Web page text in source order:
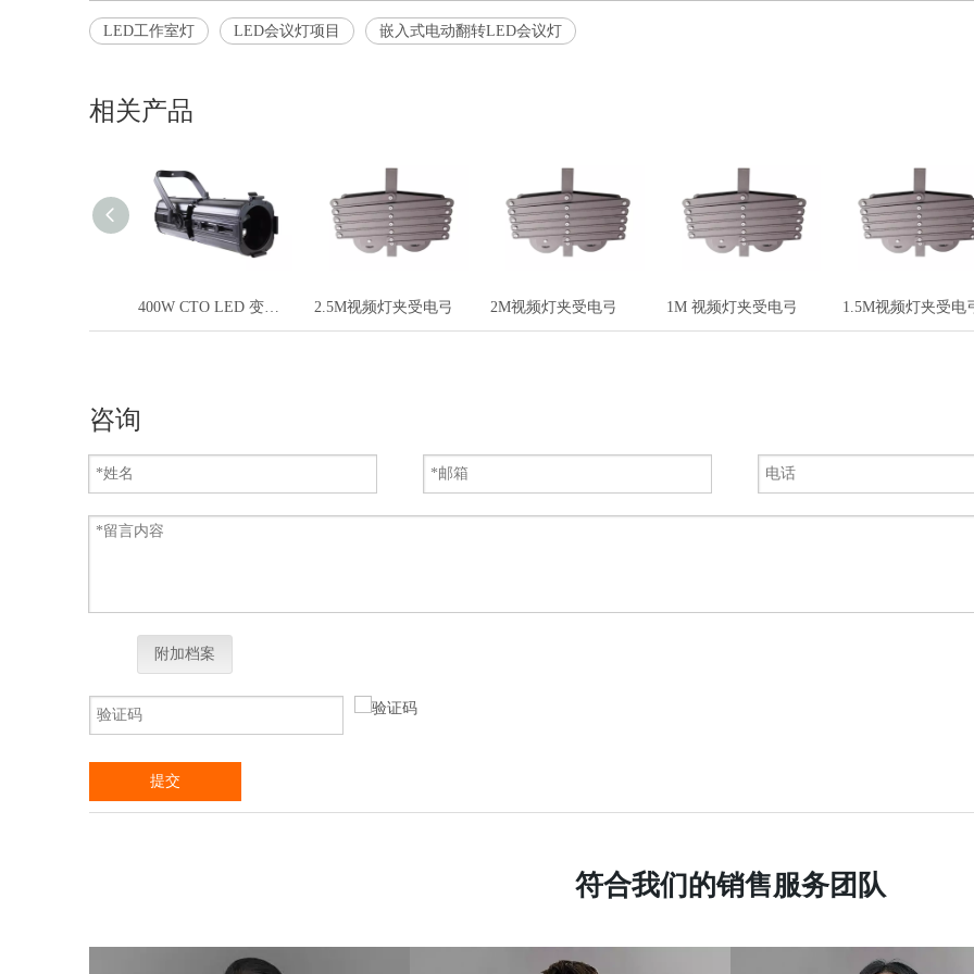
LED工作室灯 LED会议灯项目 嵌入式电动翻转LED会议灯
相关产品
400W CTO LED 变焦 LED 轮廓聚光 Leko 灯 2.5M视频灯夹受电弓 2M视频灯夹受电弓 1M 视频灯夹受电弓 1.5M视频灯夹受电
咨询
附加档案
提交
符合我们的销售服务团队